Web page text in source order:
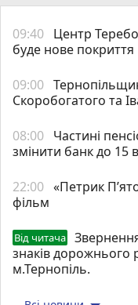
09:40 Центр
буде нове покриття
09:00
Скоробогатого та
08:00 Частині
змінити банк до 15
22:00 «Петрик
фільм
Від читача
знаків дорожнього
м.Тернопіль.